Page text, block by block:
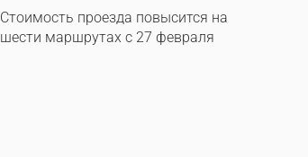
Стоимость проезда повысится на
шести маршрутах с 27 февраля